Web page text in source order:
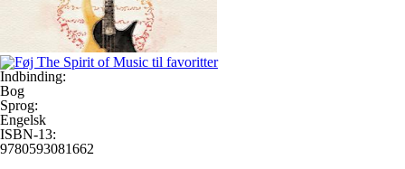
Indbinding:
Bog
Sprog:
Engelsk
ISBN-13:
9780593081662